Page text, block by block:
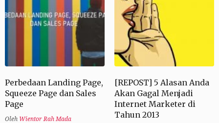
Perbedaan Landing Page,
Squeeze Page dan Sales
Page
Oleh Wientor Rah Mada
[REPOST] 5 Alasan Anda
Akan Gagal Menjadi
Internet Marketer di
Tahun 2013